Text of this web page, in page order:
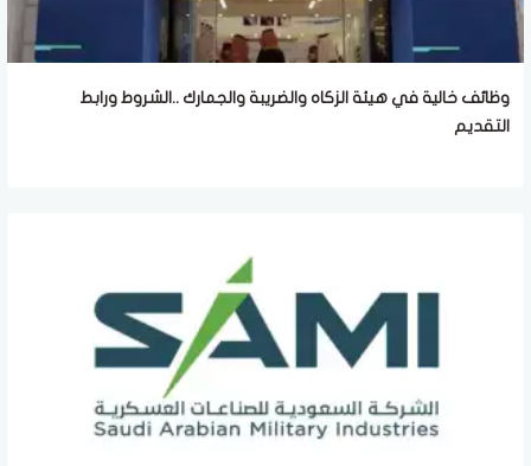
وظائف خالية في هيئة الزكاه والضريبة والجمارك ..الشروط ورابط
التقديم